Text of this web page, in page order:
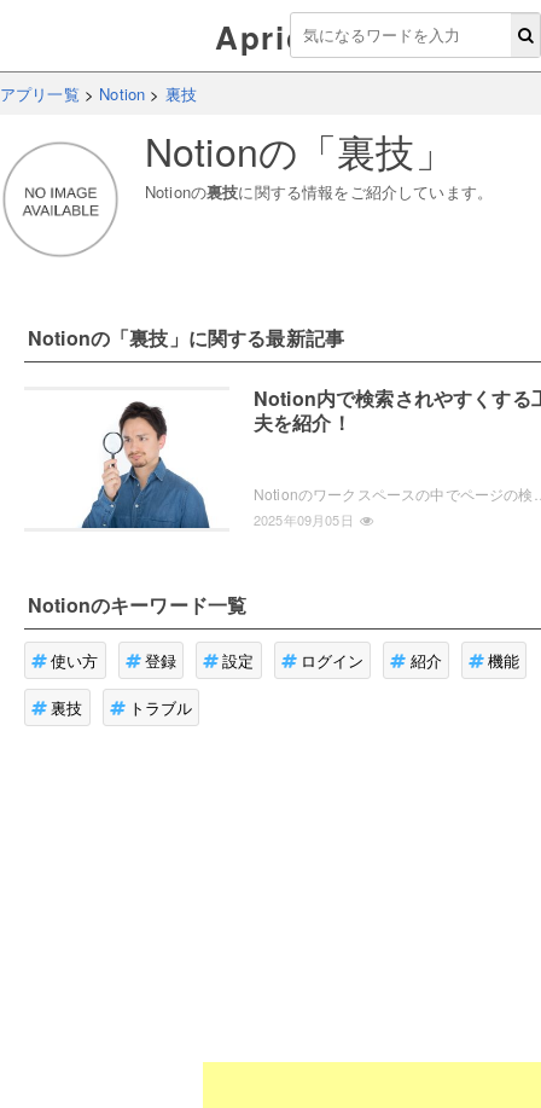
Aprico
アプリ一覧 > Notion > 裏技
Notionの「裏技 」
Notionの裏技に関する情報をご紹介しています。
Notionの「裏技 」に関する最新記事
Notion内で検索されやすくする
夫を紹介！
2025年09月05日
Notionのキーワード一覧
使い方 登録 設定 ログイン 紹介 機能
裏技 トラブル